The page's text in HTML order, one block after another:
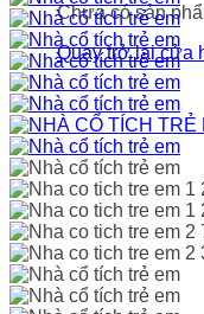
Chưa có sản
Quay trở lại cửa